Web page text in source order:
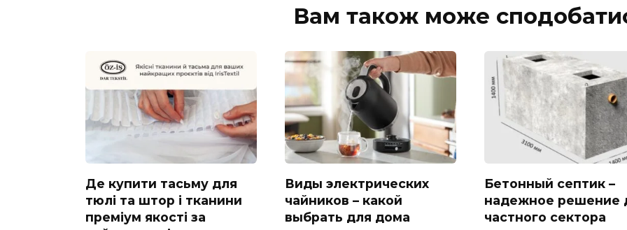
Вам також може
Де купити тасьму для
тюлі та штор і тканини
преміум якості за
Виды электрических
чайников – какой
выбрать для дома
Бетонный септик –
надежное решение
частного сектора